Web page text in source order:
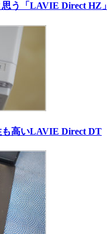
う「LAVIE Direct HZ」
も高いLAVIE Direct DT